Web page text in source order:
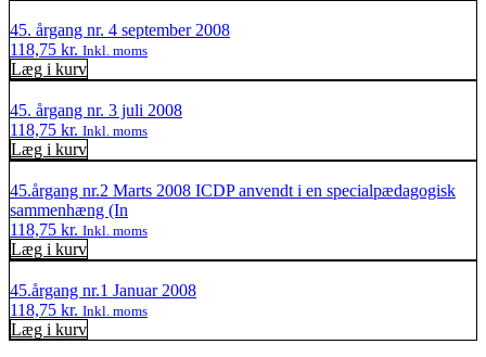
45. årgang nr. 4 september 2008
118,75 kr. Inkl. moms
Læg i kurv
45. årgang nr. 3 juli 2008
118,75 kr. Inkl. moms
Læg i kurv
45.årgang nr.2 Marts 2008 ICDP anvendt i en specialpædagogisk
sammenhæng (In
118,75 kr. Inkl. moms
Læg i kurv
45.årgang nr.1 Januar 2008
118,75 kr. Inkl. moms
Læg i kurv